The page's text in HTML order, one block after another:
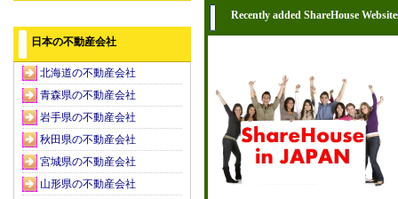
日本の不動産会社
北海道の不動産会社
青森県の不動産会社
岩手県の不動産会社
秋田県の不動産会社
宮城県の不動産会社
山形県の不動産会社
Recently added ShareHouse